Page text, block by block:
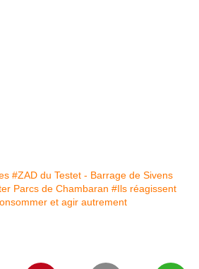
#ZAD du Testet - Barrage de Sivens
Parcs de Chambaran #Ils réagissent
et agir autrement